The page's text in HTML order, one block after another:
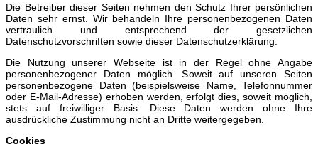
Die Betreiber dieser Seiten nehmen den Schutz Ihrer persönlichen
Daten sehr ernst. Wir behandeln Ihre personenbezogenen Daten
vertraulich und entsprechend der gesetzlichen
Datenschutzvorschriften sowie dieser Datenschutzerklärung.
Die Nutzung unserer Webseite ist in der Regel ohne Angabe
personenbezogener Daten möglich. Soweit auf unseren Seiten
personenbezogene Daten (beispielsweise Name, Telefonnummer
oder E-Mail-Adresse) erhoben werden, erfolgt dies, soweit möglich,
stets auf freiwilliger Basis. Diese Daten werden ohne Ihre
ausdrückliche Zustimmung nicht an Dritte weitergegeben.
Cookies